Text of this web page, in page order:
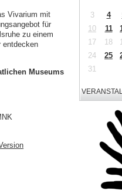
Vivarium mit
für
zu einem
entdecken
Museums
3
4
10
11
17
18
24
25
31